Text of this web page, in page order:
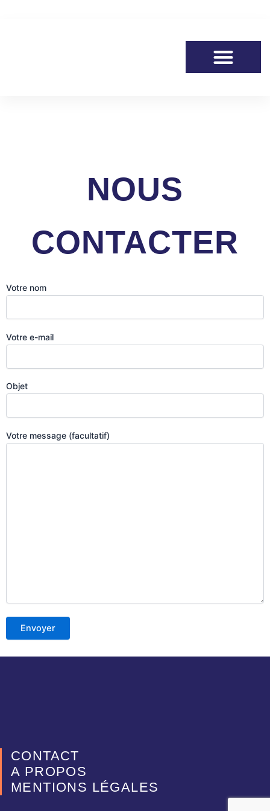
NOUS
CONTACTER
Votre nom
Votre e-mail
Objet
Votre message (facultatif)
CONTACT
A PROPOS
MENTIONS LÉGALES